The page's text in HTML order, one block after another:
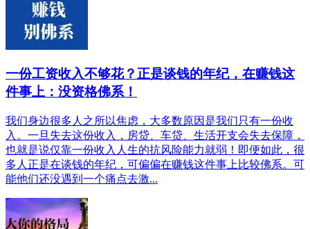
一份工资收入不够花？正是谈钱的年纪，在赚钱这
件事上：没资格佛系！
我们身边很多人之所以焦虑，大多数原因是我们只有一份收
入。一旦失去这份收入，房贷、车贷、生活开支会失去保障，
也就是说仅靠一份收入人生的抗风险能力就弱！即便如此，很
多人正是在谈钱的年纪，可偏偏在赚钱这件事上比较佛系。可
能他们还没遇到一个痛点去激...